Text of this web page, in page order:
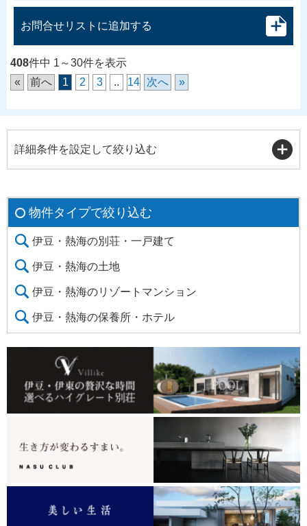
お問合せリストに追加する
408件中 1～30件を表示
«
前へ 1 2 3 .. 14 次へ »
詳細条件を設定して絞り込む
物件タイプで絞り込む
伊豆・熱海の別荘・一戸建て
伊豆・熱海の土地
伊豆・熱海のリゾートマンション
伊豆・熱海の保養所・ホテル